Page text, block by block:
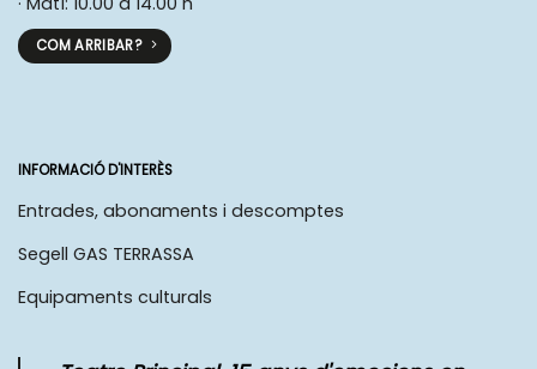
COM ARRIBAR?
INFORMACIÓ D'INTERÈS
Entrades, abonaments i descomptes
Segell GAS TERRASSA
Equipaments culturals